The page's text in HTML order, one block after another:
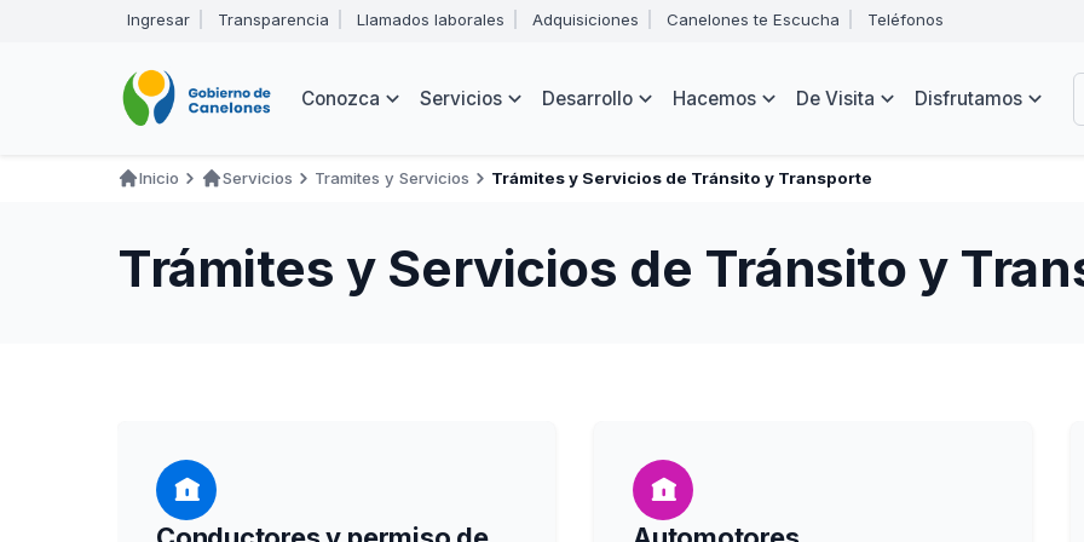
de
Abrir
menú
navegación
Ingresar Transparencia Llamados laborales Adquisiciones Canelones te Escucha Teléfonos
Navegación
Conozca Servicios Desarrollo Hacemos De Visita Disfrutamos
navegación
Inicio Servicios Tramites y Servicios Trámites y Servicios de Tránsito y Transporte
Trámites y Servicios de Tránsito y